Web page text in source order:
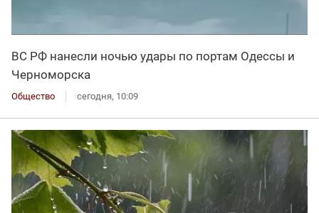
ВС РФ нанесли ночью удары по портам Одессы и
Черноморска
Общество сегодня, 10:09